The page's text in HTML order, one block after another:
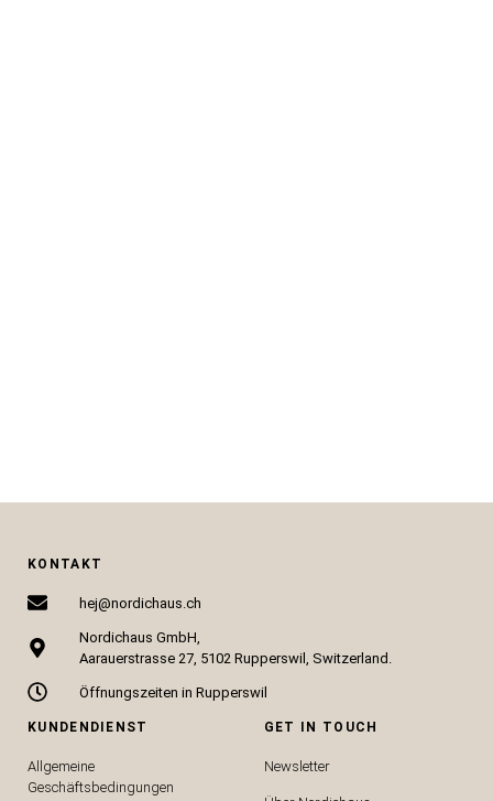
KONTAKT
hej@nordichaus.ch
Nordichaus GmbH,
Aarauerstrasse 27, 5102 Rupperswil, Switzerland.
Öffnungszeiten in Rupperswil
KUNDENDIENST
Allgemeine
Geschäftsbedingungen
GET IN TOUCH
Newsletter